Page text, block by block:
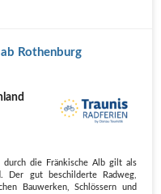
Rothenburg
durch die Fränkische Alb gilt als
Der gut beschilderte Radweg,
Bauwerken, Schlössern und